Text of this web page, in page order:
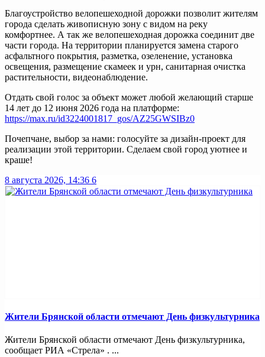
Благоустройство велопешеходной дорожки позволит жителям
города сделать живописную зону с видом на реку
комфортнее. А так же велопешеходная дорожка соединит две
части города. На территории планируется замена старого
асфальтного покрытия, разметка, озеленение, установка
освещения, размещение скамеек и урн, санитарная очистка
растительности, видеонаблюдение.
Отдать свой голос за объект может любой желающий старше
14 лет до 12 июня 2026 года на платформе:
https://max.ru/id3224001817_gos/AZ25GWSIBz0
Почепчане, выбор за нами: голосуйте за дизайн-проект для
реализации этой территории. Сделаем свой город уютнее и
краше!
8 августа 2026, 14:36 6
Жители Брянской области отмечают День физкультурника
Жители Брянской области отмечают День физкультурника,
сообщает РИА «Стрела» . ...